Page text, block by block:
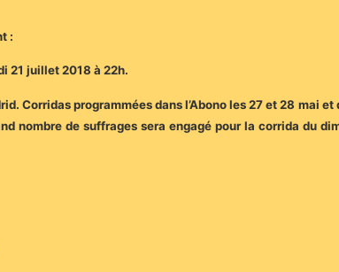
:
21 juillet 2018 à 22h.
Corridas programmées dans l’Abono les 27 et 28 mai et
nombre de suffrages sera engagé pour la corrida du